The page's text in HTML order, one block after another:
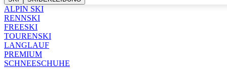
ALPIN SKI
RENNSKI
FREESKI
TOURENSKI
LANGLAUF
PREMIUM
SCHNEESCHUHE